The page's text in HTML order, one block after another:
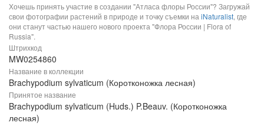
Хочешь принять участие в создании "Атласа флоры России"? Загружай
свои фотографии растений в природе и точку съемки на iNaturalist, где
они станут частью нашего нового проекта "Флора России | Flora of
Russia".
Штрихкод
MW0254860
Название в коллекции
Brachypodium sylvaticum (Коротконожка лесная)
Принятое название
Brachypodium sylvaticum (Huds.) P.Beauv. (Коротконожка
лесная)